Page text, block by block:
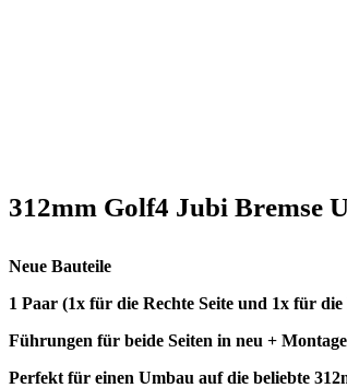
312mm Golf4 Jubi Bremse
Neue Bauteile
1 Paar (1x für die Rechte Seite und 1x für die
Führungen für beide Seiten in neu +
Perfekt für einen Umbau auf die beliebte